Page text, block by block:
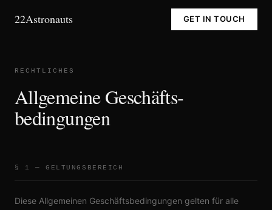
22Astronauts GET IN TOUCH
RECHTLICHES
Allgemeine Geschäfts­
bedingungen
§ 1 — GELTUNGSBEREICH
Diese Allgemeinen Geschäftsbedingungen gelten für alle